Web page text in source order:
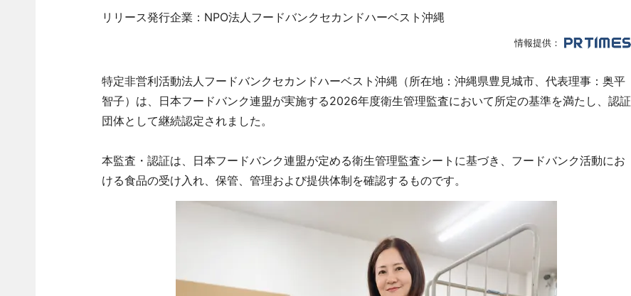
リリース発行企業：NPO法人フードバンクセカンドハーベスト沖縄
情報提供：
特定非営利活動法人フードバンクセカンドハーベスト沖縄（所在地：沖縄県豊見城市、代表理事：奥平
智子）は、日本フードバンク連盟が実施する2026年度衛生管理監査において所定の基準を満たし、認証
団体として継続認定されました。
本監査・認証は、日本フードバンク連盟が定める衛生管理監査シートに基づき、フードバンク活動にお
ける食品の受け入れ、保管、管理および提供体制を確認するものです。